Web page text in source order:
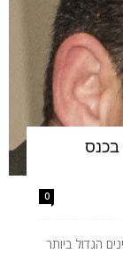
בכנס
0
כנס הקצינים הגדול ביותר